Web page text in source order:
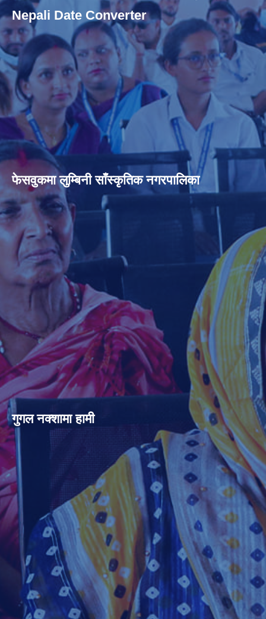
Nepali Date Converter
फेसवुकमा लुम्बिनी साँस्कृतिक नगरपालिका
गुगल नक्शामा हामी